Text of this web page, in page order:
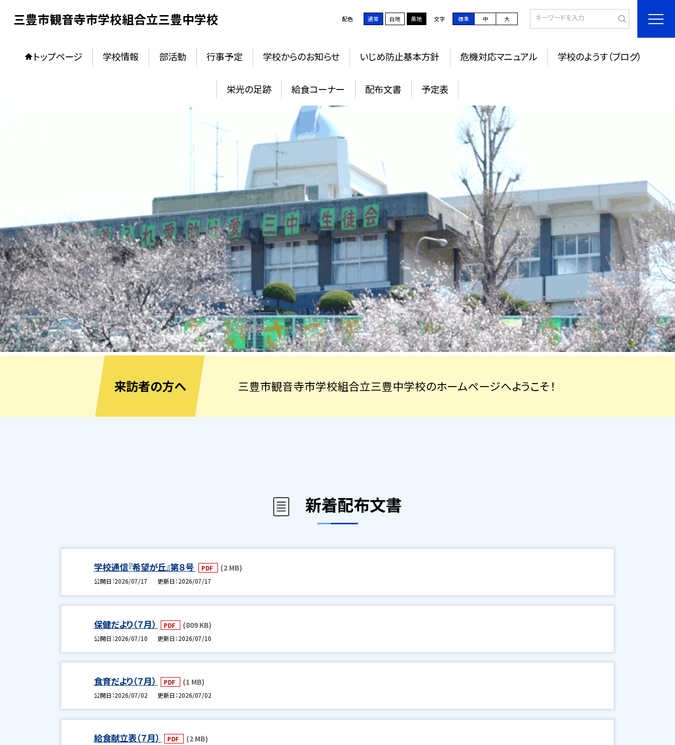
三豊市観音寺市学校組合立三豊中学校 配色 通常 白地 黒地 文字 標準 中 大
トップページ 学校情報 部活動 行事予定 学校からのお知らせ いじめ防止基本方針 危機対応マニュアル 学校のようす（ブログ）
栄光の足跡 給食コーナー 配布文書 予定表
来訪者の方へ 三豊市観音寺市学校組合立三豊中学校のホームページへようこそ！
新着配布文書
学校通信『希望が丘』第８号 PDF (2 MB)
公開日 2026/07/17 更新日 2026/07/17
保健だより（７月） PDF (809 KB)
公開日 2026/07/10 更新日 2026/07/10
食育だより（７月） PDF (1 MB)
公開日 2026/07/02 更新日 2026/07/02
給食献立表（７月） PDF (2 MB)